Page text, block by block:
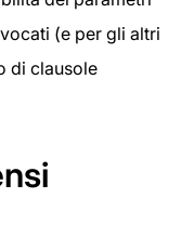
(e per gli altri
di clausole